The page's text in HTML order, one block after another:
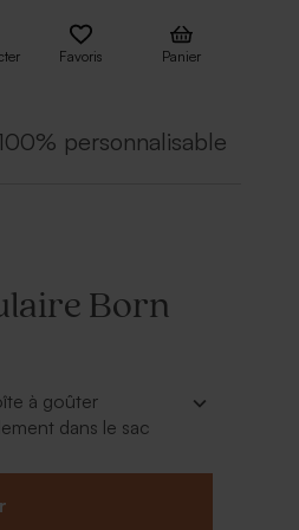
Favoris Panier
personnalisable
Born
à goûter
dans le sac
de deux
pour un